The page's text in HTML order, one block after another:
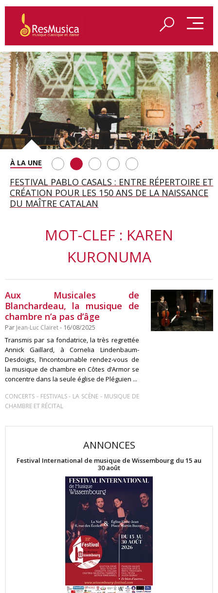
SAINT FRANÇOIS D’ASSISE À SALZBOURG, UNE
SOIRÉE IMMENSE PORTÉE PAR ROMEO
CASTELLUCCI ET MAXIME PASCAL
FESTIVAL PABLO CASALS : ENTRE RÉPERTOIRE ET
CRÉATION POUR LES 150 ANS DE LA NAISSANCE
DU MAÎTRE CATALAN
A BAYREUTH, LE 150E ANNIVERSAIRE DU RING
WAGNÉRIEN GÉNÉRÉ PAR L’IA
BETSY JOLAS FÊTE SON CENTIÈME
ANNIVERSAIRE
GEORGE BENJAMIN : « MES PARENTS AVAIENT
CETTE EXIGENCE DE L’OBJET CISELÉ »
MOT-CLEF : KAREN
KURONUMA
Aux Musicales de
Blanchardeau, la musique de
chambre n’a pas d’âge
Par Jean-Luc Clairet- 16/08/2025
Transmis par sa fondatrice, la très regrettée
Annick Gaillard, à Cornelia Lindenbaum-
Desdoigts, l’incontournable rendez-vous de
la musique de chambre en Côtes d’Armor se
concentre dans la seule église de Pléguien ...
CONCERTS - FESTIVALS- LA SCÈNE - MUSIQUE DE
CHAMBRE ET RÉCITAL
ANNONCES
Festival International de musique de Wissembourg du 15 au
30 août